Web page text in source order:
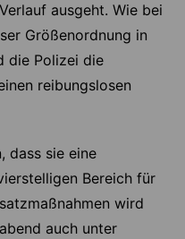
ausgeht. Wie bei
Größenordnung in
die Polizei die
reibungslosen
dass sie eine
Bereich für
wird
auch unter